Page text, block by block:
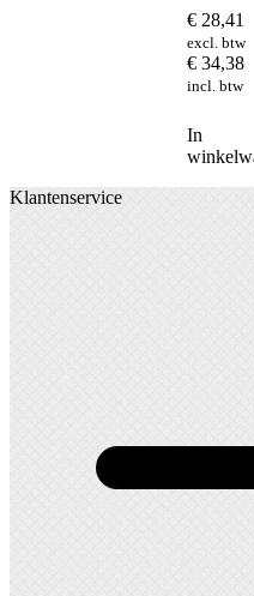
€ 28,41
excl. btw
€ 34,38
incl. btw
In
Klantenservice